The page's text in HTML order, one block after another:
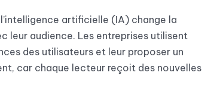
artificielle (IA) change la
leur audience. Les entreprises utilisent
des utilisateurs et leur proposer un
car chaque lecteur reçoit des nouvelles